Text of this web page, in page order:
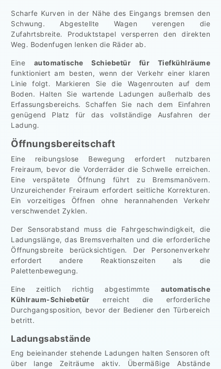
Scharfe Kurven in der Nähe des Eingangs bremsen den
Schwung. Abgestellte Wagen verengen die
Zufahrtsbreite. Produktstapel versperren den direkten
Weg. Bodenfugen lenken die Räder ab.
Eine automatische Schiebetür für Tiefkühlräume
funktioniert am besten, wenn der Verkehr einer klaren
Linie folgt. Markieren Sie die Wagenrouten auf dem
Boden. Halten Sie wartende Ladungen außerhalb des
Erfassungsbereichs. Schaffen Sie nach dem Einfahren
genügend Platz für das vollständige Ausfahren der
Ladung.
Öffnungsbereitschaft
Eine reibungslose Bewegung erfordert nutzbaren
Freiraum, bevor die Vorderräder die Schwelle erreichen.
Eine verspätete Öffnung führt zu Bremsmanövern.
Unzureichender Freiraum erfordert seitliche Korrekturen.
Ein vorzeitiges Öffnen ohne herannahenden Verkehr
verschwendet Zyklen.
Der Sensorabstand muss die Fahrgeschwindigkeit, die
Ladungslänge, das Bremsverhalten und die erforderliche
Öffnungsbreite berücksichtigen. Der Personenverkehr
erfordert andere Reaktionszeiten als die
Palettenbewegung.
Eine zeitlich richtig abgestimmte automatische
Kühlraum-Schiebetür erreicht die erforderliche
Durchgangsposition, bevor der Bediener den Türbereich
betritt.
Ladungsabstände
Eng beieinander stehende Ladungen halten Sensoren oft
über lange Zeiträume aktiv. Übermäßige Abstände